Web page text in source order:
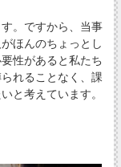
。ですから、当事
ほんのちょっとし
性があると私たち
れることなく、課
と考えています。